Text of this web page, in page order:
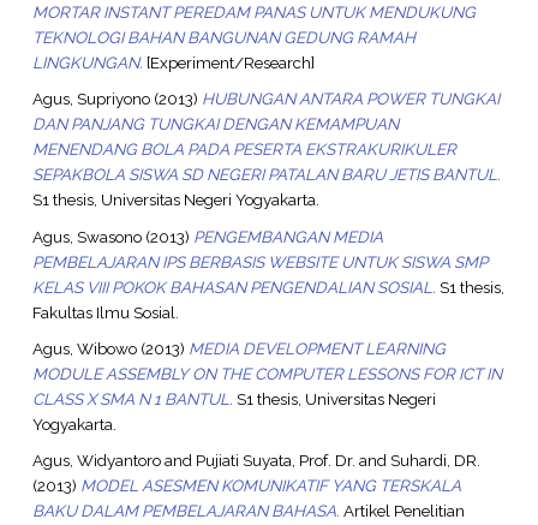
MORTAR INSTANT PEREDAM PANAS UNTUK MENDUKUNG
TEKNOLOGI BAHAN BANGUNAN GEDUNG RAMAH
LINGKUNGAN. [Experiment/Research]
Agus, Supriyono(2013) HUBUNGAN ANTARA POWER TUNGKAI
DAN PANJANG TUNGKAI DENGAN KEMAMPUAN
MENENDANG BOLA PADA PESERTA EKSTRAKURIKULER
SEPAKBOLA SISWA SD NEGERI PATALAN BARU JETIS BANTUL.
S1 thesis, Universitas Negeri Yogyakarta.
Agus, Swasono(2013) PENGEMBANGAN MEDIA
PEMBELAJARAN IPS BERBASIS WEBSITE UNTUK SISWA SMP
KELAS VIII POKOK BAHASAN PENGENDALIAN SOSIAL. S1 thesis,
Fakultas Ilmu Sosial.
Agus, Wibowo(2013) MEDIA DEVELOPMENT LEARNING
MODULE ASSEMBLY ON THE COMPUTER LESSONS FOR ICT IN
CLASS X SMA N 1 BANTUL. S1 thesis, Universitas Negeri
Yogyakarta.
Agus, Widyantoroand Pujiati Suyata, Prof. Dr. andSuhardi, DR.
(2013) MODEL ASESMEN KOMUNIKATIF YANG TERSKALA
BAKU DALAM PEMBELAJARAN BAHASA. Artikel Penelitian